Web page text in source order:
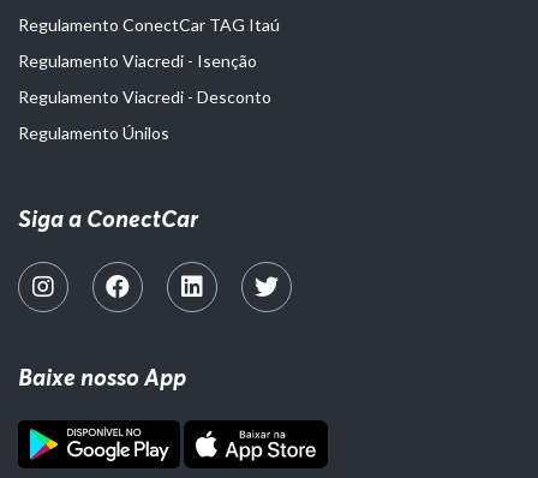
Regulamento ConectCar TAG Itaú
Regulamento Viacredi - Isenção
Regulamento Viacredi - Desconto
Regulamento Únilos
Siga a ConectCar
Baixe nosso App